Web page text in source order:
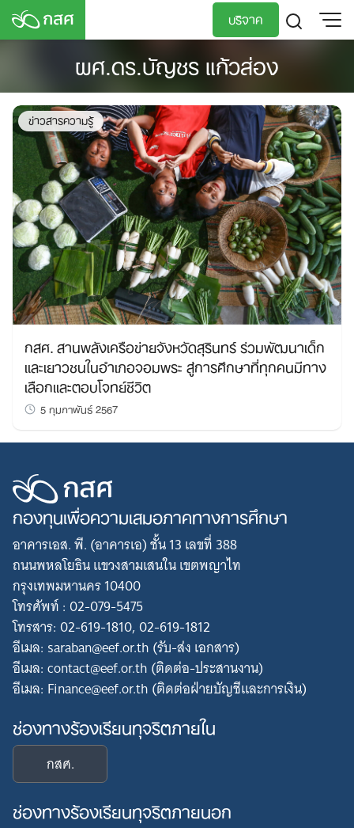
Skip
บริจาค
TH
ผศ.ดร.บัญชร แก้วส่อง
ข่าวสารความรู้
กสศ. สานพลังเครือข่ายจังหวัดสุรินทร์ ร่วมพัฒนาเด็ก
และเยาวชนในอำเภอจอมพระ สู่การศึกษาที่ทุกคนมีทาง
เลือกและตอบโจทย์ชีวิต
5 กุมภาพันธ์ 2567
กองทุนเพื่อความเสมอภาคทางการศึกษา
อาคารเอส. พี. (อาคารเอ) ชั้น 13 เลขที่ 388
ถนนพหลโยธิน แขวงสามเสนใน เขตพญาไท
กรุงเทพมหานคร 10400
โทรศัพท์ : 02-079-5475
โทรสาร: 02-619-1810, 02-619-1812
อีเมล: saraban@eef.or.th (รับ-ส่ง เอกสาร)
อีเมล: contact@eef.or.th (ติดต่อ-ประสานงาน)
อีเมล: Finance@eef.or.th (ติดต่อฝ่ายบัญชีและการเงิน)
ช่องทางร้องเรียนทุจริตภายใน
กสศ.
ช่องทางร้องเรียนทุจริตภายนอก